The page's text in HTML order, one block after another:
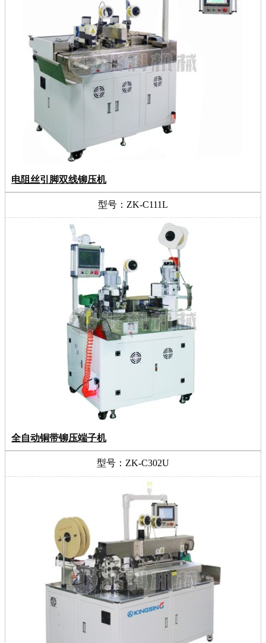
电阻丝引脚双线铆压机
型号：ZK-C111L
全自动铜带铆压端子机
型号：ZK-C302U